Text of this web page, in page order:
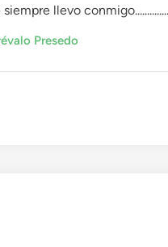
llevo
Presedo